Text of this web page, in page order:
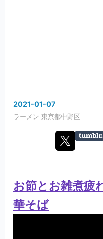
2021-01-07
ラーメン 東京都中野区
お節とお雑煮疲
華そば